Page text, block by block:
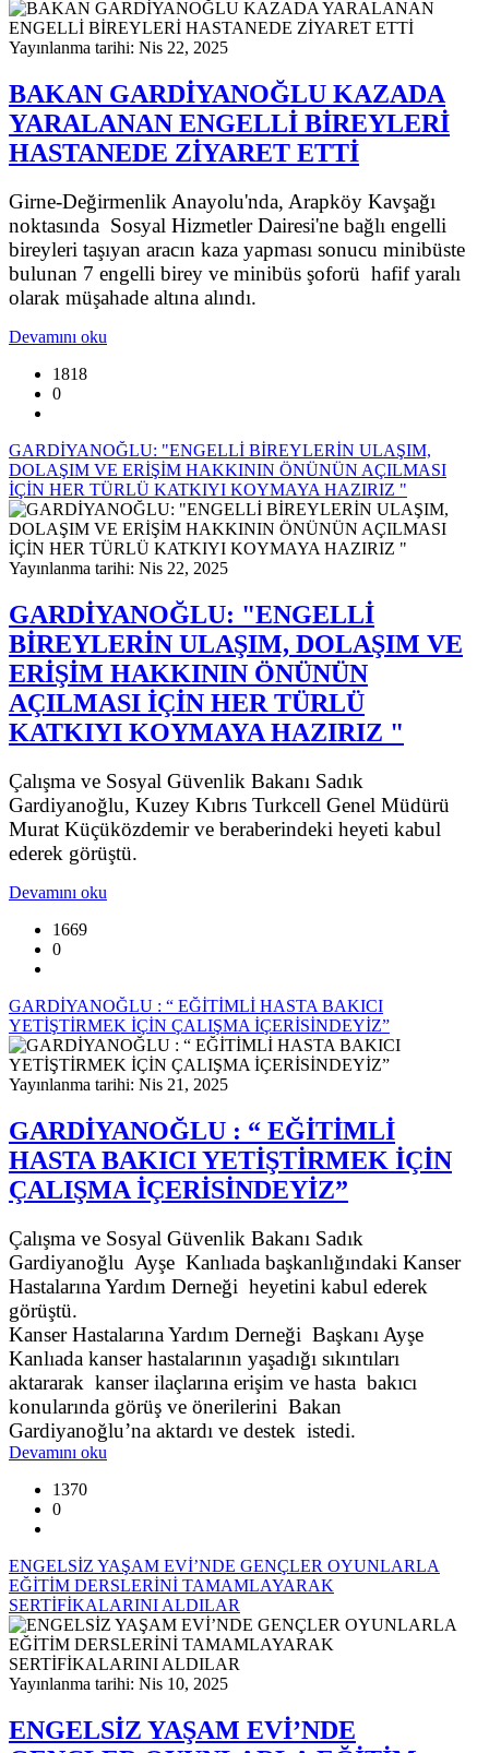
Yayınlanma tarihi: Nis 22, 2025
BAKAN GARDİYANOĞLU KAZADA
YARALANAN ENGELLİ BİREYLERİ
HASTANEDE ZİYARET ETTİ
Girne-Değirmenlik Anayolu'nda, Arapköy Kavşağı
noktasında Sosyal Hizmetler Dairesi'ne bağlı engelli
bireyleri taşıyan aracın kaza yapması sonucu minibüste
bulunan 7 engelli birey ve minibüs şoforü hafif yaralı
olarak müşahade altına alındı.
Devamını oku
1818
0
GARDİYANOĞLU: "ENGELLİ BİREYLERİN ULAŞIM,
DOLAŞIM VE ERİŞİM HAKKININ ÖNÜNÜN AÇILMASI
İÇİN HER TÜRLÜ KATKIYI KOYMAYA HAZIRIZ "
Yayınlanma tarihi: Nis 22, 2025
GARDİYANOĞLU: "ENGELLİ
BİREYLERİN ULAŞIM, DOLAŞIM VE
ERİŞİM HAKKININ ÖNÜNÜN
AÇILMASI İÇİN HER TÜRLÜ
KATKIYI KOYMAYA HAZIRIZ "
Çalışma ve Sosyal Güvenlik Bakanı Sadık
Gardiyanoğlu, Kuzey Kıbrıs Turkcell Genel Müdürü
Murat Küçüközdemir ve beraberindeki heyeti kabul
ederek görüştü.
Devamını oku
1669
0
GARDİYANOĞLU : “ EĞİTİMLİ HASTA BAKICI
YETİŞTİRMEK İÇİN ÇALIŞMA İÇERİSİNDEYİZ”
Yayınlanma tarihi: Nis 21, 2025
GARDİYANOĞLU : “ EĞİTİMLİ
HASTA BAKICI YETİŞTİRMEK İÇİN
ÇALIŞMA İÇERİSİNDEYİZ”
Çalışma ve Sosyal Güvenlik Bakanı Sadık
Gardiyanoğlu Ayşe Kanlıada başkanlığındaki Kanser
Hastalarına Yardım Derneği heyetini kabul ederek
görüştü.
Kanser Hastalarına Yardım Derneği Başkanı Ayşe
Kanlıada kanser hastalarının yaşadığı sıkıntıları
aktararak kanser ilaçlarına erişim ve hasta bakıcı
konularında görüş ve önerilerini Bakan
Gardiyanoğlu’na aktardı ve destek istedi.
Devamını oku
1370
0
ENGELSİZ YAŞAM EVİ’NDE GENÇLER OYUNLARLA
EĞİTİM DERSLERİNİ TAMAMLAYARAK
SERTİFİKALARINI ALDILAR
Yayınlanma tarihi: Nis 10, 2025
ENGELSİZ YAŞAM EVİ’NDE